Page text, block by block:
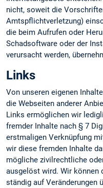
nicht, soweit die
Amtspflichtverletzung)
die beim Aufrufen oder
Schadsoftware oder der
verursacht werden,
Links
Von unseren eigenen
die Webseiten anderer
Links ermöglichen wir
fremder Inhalte nach § 7
erstmaligen Verknüpfung
wir diese fremden Inhalte
mögliche zivilrechtliche
ausgelöst wird. Wir können
ständig auf Veränderungen